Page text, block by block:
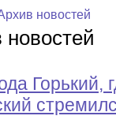
новостей
Горький,